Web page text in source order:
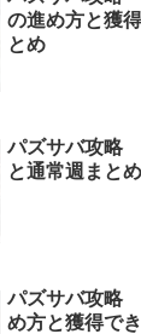
の進め方と獲
とめ
パズサバ攻略
と通常週まとめ
パズサバ攻略
め方と獲得で